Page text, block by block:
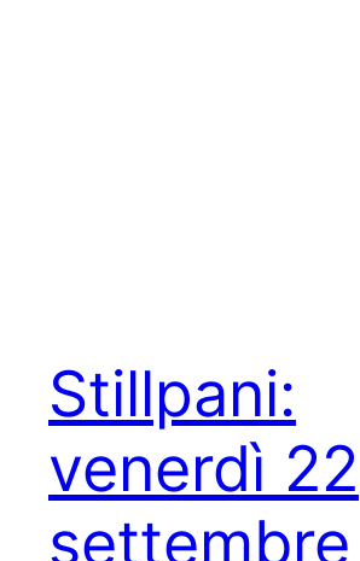
Stillpani:
venerdì 22